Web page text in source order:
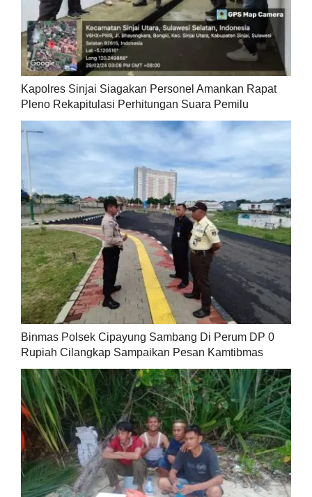
Kapolres Sinjai Siagakan Personel Amankan Rapat
Pleno Rekapitulasi Perhitungan Suara Pemilu
Binmas Polsek Cipayung Sambang Di Perum DP 0
Rupiah Cilangkap Sampaikan Pesan Kamtibmas